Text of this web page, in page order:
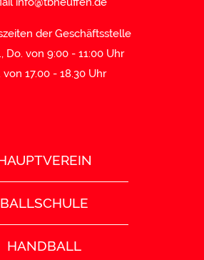
der Geschäftsstelle
Do. von 9:00 - 11:00 Uhr
von 17.00 - 18.30 Uhr
BALLSCHULE
HANDBALL